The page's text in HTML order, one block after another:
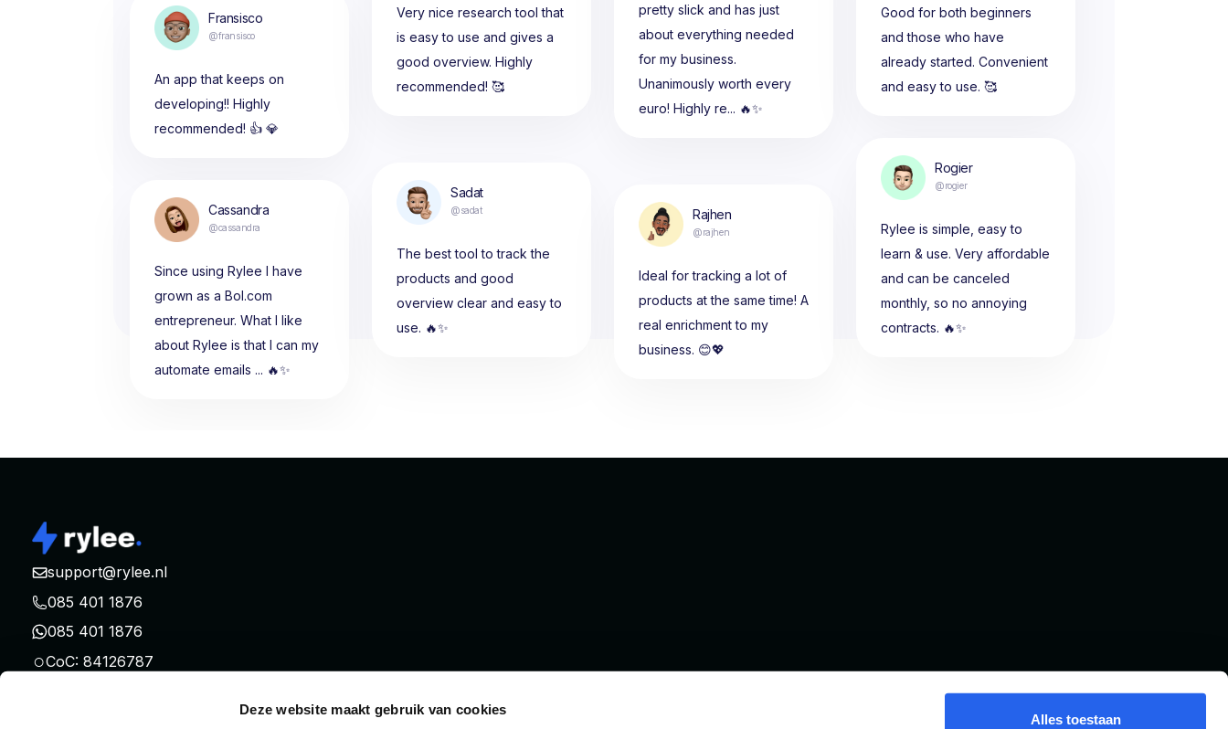
Deze website maakt gebruik van cookies
Alles toestaan
Fransisco
@fransisco
An app that keeps on
developing!! Highly
recommended! 👍 💎
Very nice research tool that
is easy to use and gives a
good overview. Highly
recommended! 🥰
pretty slick and has just
about everything needed
for my business.
Unanimously worth every
euro! Highly re... 🔥✨
Good for both beginners
and those who have
already started. Convenient
and easy to use. 🥰
Cassandra
@cassandra
Since using Rylee I have
grown as a Bol.com
entrepreneur. What I like
about Rylee is that I can my
automate emails ... 🔥✨
Sadat
@sadat
The best tool to track the
products and good
overview clear and easy to
use. 🔥✨
Rajhen
@rajhen
Ideal for tracking a lot of
products at the same time! A
real enrichment to my
business. 😊💖
Rogier
@rogier
Rylee is simple, easy to
learn & use. Very affordable
and can be canceled
monthly, so no annoying
contracts. 🔥✨
support@rylee.nl
085 401 1876
085 401 1876
○CoC: 84126787